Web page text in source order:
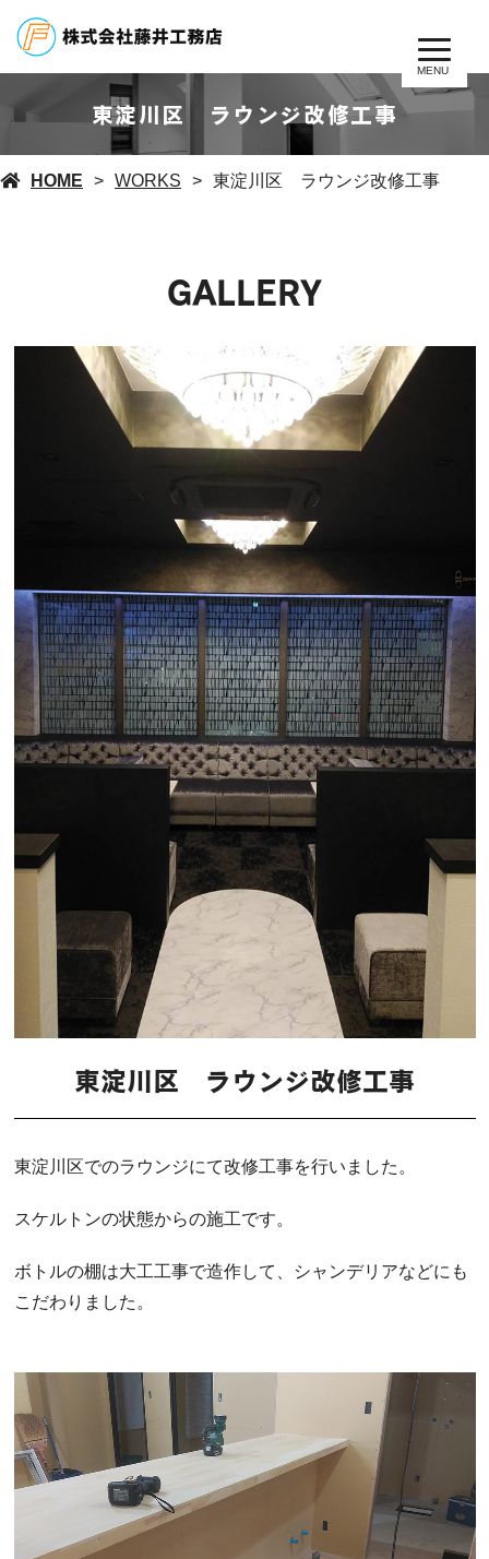
MENU
東淀川区 ラウンジ改修工事
HOME WORKS 東淀川区 ラウンジ改修工事
GALLERY
東淀川区 ラウンジ改修工事
東淀川区でのラウンジにて改修工事を行いました。
スケルトンの状態からの施工です。
ボトルの棚は大工工事で造作して、シャンデリアなどにも
こだわりました。